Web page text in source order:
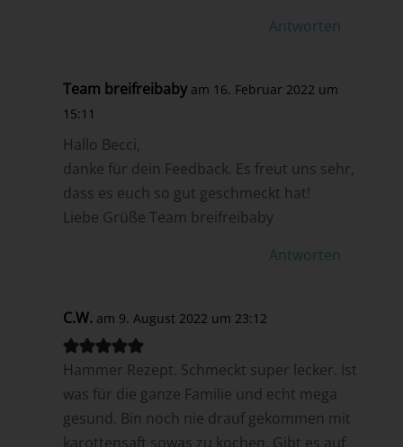
Antworten
Team breifreibaby am 16. Februar 2022 um
15:11
Hallo Becci,
danke für dein Feedback. Es freut uns sehr,
dass es euch so gut geschmeckt hat!
Liebe Grüße Team breifreibaby
Antworten
C.W. am 9. August 2022 um 23:12
Hammer Rezept. Schmeckt super lecker. Ist
was für die ganze Familie und echt mega
gesund. Bin noch nie drauf gekommen mit
karottensaft sowas zu kochen. Gibt es auf